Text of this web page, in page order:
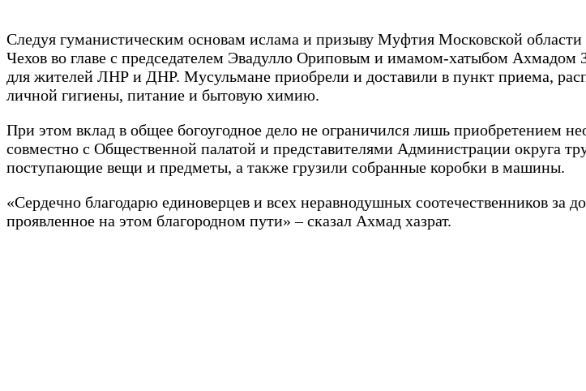
Следуя гуманистическим основам ислама и призыву Муфтия Московской
Чехов во главе с председателем Эвадулло Ориповым и имамом-хатыбом
для жителей ЛНР и ДНР. Мусульмане приобрели и доставили в пункт приема,
личной гигиены, питание и бытовую химию.
При этом вклад в общее богоугодное дело не ограничился лишь приобретением
совместно с Общественной палатой и представителями Администрации округа
поступающие вещи и предметы, а также грузили собранные коробки в машины.
«Сердечно благодарю единоверцев и всех неравнодушных соотечественников
проявленное на этом благородном пути» – сказал Ахмад хазрат.